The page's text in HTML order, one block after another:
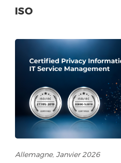
ISO
Allemagne, Janvier 2026